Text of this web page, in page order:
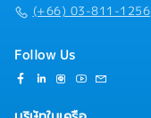
(+66) 03-811-1256
Follow Us